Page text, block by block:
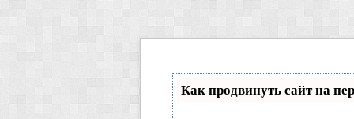
Как продвинуть сайт на